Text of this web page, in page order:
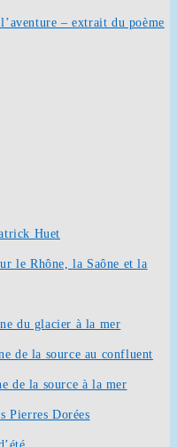
– extrait du poème
Huet
le Rhône, la Saône et la
du glacier à la mer
de la source au confluent
de la source à la mer
Pierres Dorées